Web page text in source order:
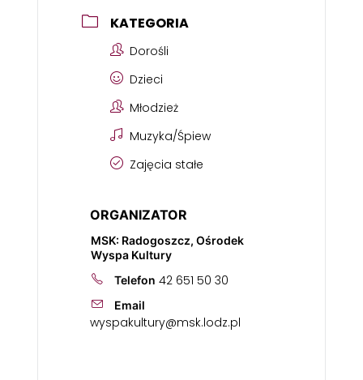
KATEGORIA
Dorośli
Dzieci
Młodzież
Muzyka/Śpiew
Zajęcia stałe
ORGANIZATOR
MSK: Radogoszcz, Ośrodek
Wyspa Kultury
Telefon 42 651 50 30
Email
wyspakultury@msk.lodz.pl